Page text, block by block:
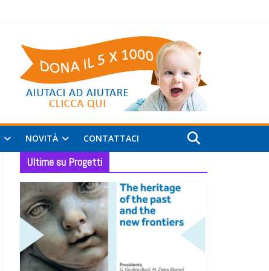
NOVITÀ CONTATTACI
Ultime su Progetti